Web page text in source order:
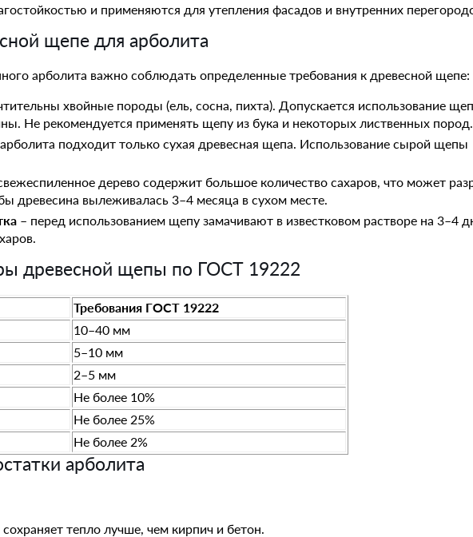
и применяются для утепления фасадов и внутренних
щепе для арболита
арболита важно соблюдать определенные требования к древесной щепе:
хвойные породы (ель, сосна, пихта). Допускается использование
Не рекомендуется применять щепу из бука и некоторых лиственных пород.
арболита подходит только сухая древесная щепа. Использование сырой щепы
дерево содержит большое количество сахаров, что может
древесина вылеживалась 3–4 месяца в сухом месте.
– перед использованием щепу замачивают в известковом растворе на 3–4
древесной щепы по ГОСТ 19222
Требования ГОСТ 19222
10–40 мм
5–10 мм
2–5 мм
Не более 10%
Не более 25%
Не более 2%
арболита
тепло лучше, чем кирпич и бетон.